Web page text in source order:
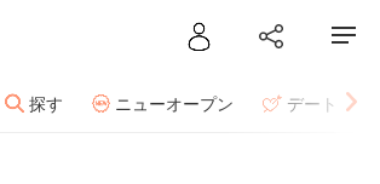
探す ニューオープン デート